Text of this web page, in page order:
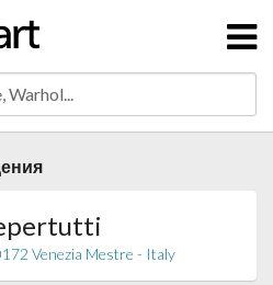
Venezia Mestre - Italy